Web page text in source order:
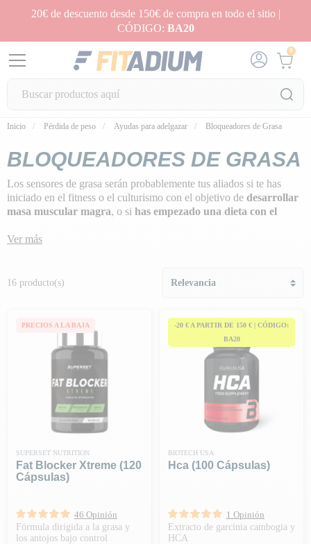
20€ de descuento desde 150€ de compra en todo el sitio |
CÓDIGO: BA20
0
Inicio Pérdida de peso Ayudas para adelgazar Bloqueadores de Grasa
BLOQUEADORES DE GRASA
Los sensores de grasa serán probablemente tus aliados si te has
iniciado en el fitness o el culturismo con el objetivo de desarrollar
masa muscular magra, o si has empezado una dieta con el
Ver más
16 producto(s)
PRECIOS A LA BAJA
SUPERSET NUTRITION
Fat Blocker Xtreme (120
Cápsulas)
46 Opinión
Fórmula dirigida a la grasa y
los antojos bajo control
-20 € A PARTIR DE 150 € | CÓDIGO:
BA20
BIOTECH USA
Hca (100 Cápsulas)
1 Opinión
Extracto de garcinia cambogia y
HCA